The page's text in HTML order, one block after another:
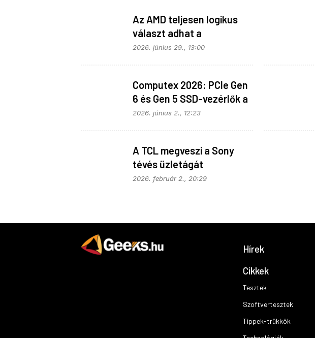
Az AMD teljesen logikus
választ adhat a
memóriaválságra
2026. június 29., 13:00
Computex 2026: PCIe Gen
6 és Gen 5 SSD-vezérlők a
Phisontól
2026. június 2., 12:23
A TCL megveszi a Sony
tévés üzletágát
2026. február 2., 20:29
Hírek
Cikkek
Tesztek
Szoftvertesztek
Tippek-trükkök